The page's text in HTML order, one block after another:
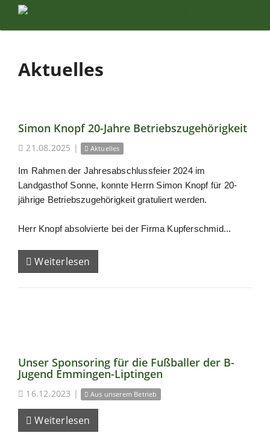
Aktuelles
Simon Knopf 20-Jahre Betriebszugehörigkeit
21.08.2025 | Aktuelles
Im Rahmen der Jahresabschlussfeier 2024 im
Landgasthof Sonne, konnte Herrn Simon Knopf für 20-
jährige Betriebszugehörigkeit gratuliert werden.
Herr Knopf absolvierte bei der Firma Kupferschmid...
Weiterlesen
Unser Sponsoring für die Fußballer der B-
Jugend Emmingen-Liptingen
16.12.2023 | Aus unserem Betrieb
Weiterlesen